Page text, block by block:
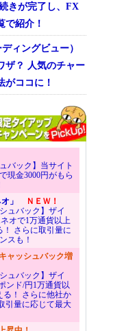
きが完了し、FX
で紹介！
ィングビュー）
ザ？ 人気のチャー
がココに！
バック】当サイト
現金3000円がもら
」
ＮＥＷ！
ュバック】ザイ
オで1万通貨以上
！ さらに取引量に
スも！
キャッシュバック増
ュバック】ザイ
ンド/円1万通貨以
る！ さらに他社か
引量に応じて最大